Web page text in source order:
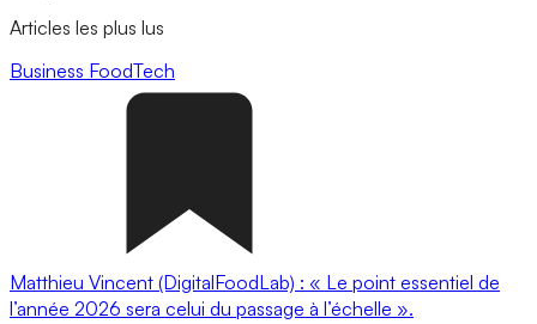
Articles les plus lus
Business FoodTech
Matthieu Vincent (DigitalFoodLab) : « Le point essentiel de
l’année 2026 sera celui du passage à l’échelle ».